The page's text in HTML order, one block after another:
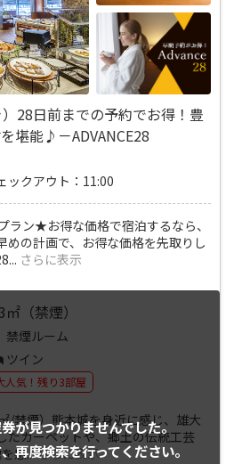
）28日前までの予約でお得！豊
堪能♪－ADVANCE28
ックアウト：11:00
ン★お得な価格で宿泊するなら、
の計画で、お得な価格を先取りし
... さらに表示
が見つかりませんでした。
再度検索を行ってください。
（禁煙）
禁煙ルーム
ツイン
人気！残り3部屋
/禁煙）熊本城を身近に感じ、雄大
たカーペットや、郷土の伝統工芸
感...さらに表示